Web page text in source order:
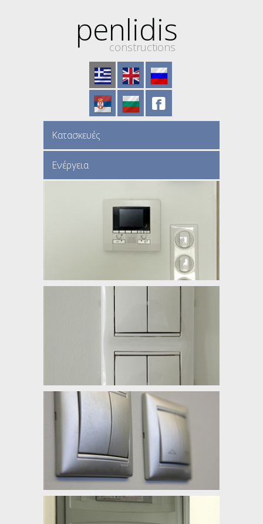
penlidis
constructions
Κατασκευές
Ενέργεια